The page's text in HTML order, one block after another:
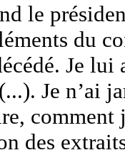
le
du
Je
Je n’ai
comment
des